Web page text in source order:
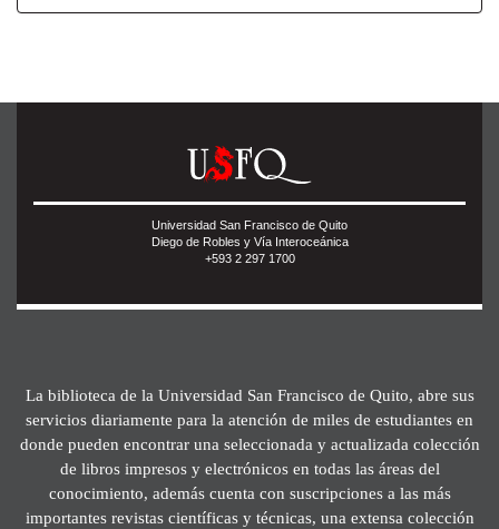
Universidad San Francisco de Quito
Diego de Robles y Vía Interoceánica
+593 2 297 1700
La biblioteca de la Universidad San Francisco de Quito, abre sus
servicios diariamente para la atención de miles de estudiantes en
donde pueden encontrar una seleccionada y actualizada colección
de libros impresos y electrónicos en todas las áreas del
conocimiento, además cuenta con suscripciones a las más
importantes revistas científicas y técnicas, una extensa colección